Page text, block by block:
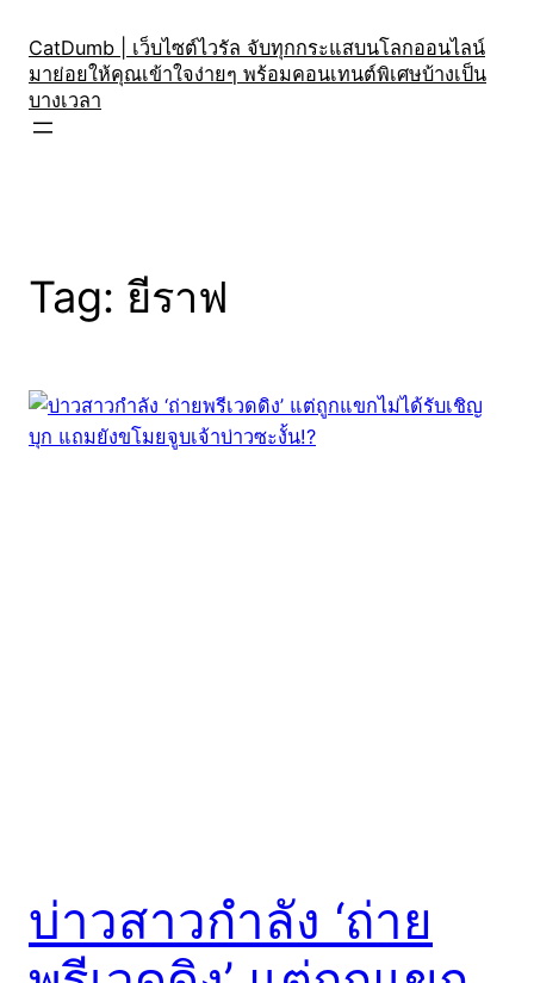
content
CatDumb | เว็บไซต์ไวรัล จับทุกกระแสบนโลกออนไลน์
มาย่อยให้คุณเข้าใจง่ายๆ พร้อมคอนเทนต์พิเศษบ้างเป็น
บางเวลา
Tag: ยีราฟ
บ่าวสาวกำลัง ‘ถ่าย